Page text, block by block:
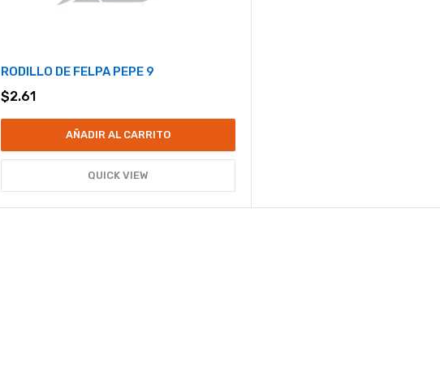
RODILLO DE FELPA PEPE 9
$2.61
AÑADIR AL CARRITO
QUICK VIEW